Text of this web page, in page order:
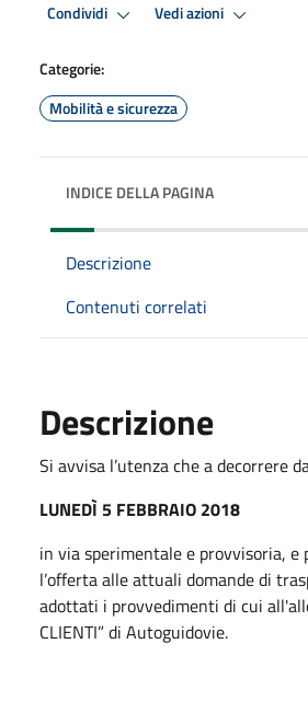
Condividi Vedi azioni
Categorie:
Mobilità e sicurezza
INDICE DELLA PAGINA
Descrizione
Contenuti correlati
Descrizione
Si avvisa l’utenza che a decorrere
LUNEDÌ 5 FEBBRAIO 2018
in via sperimentale e provvisoria, e
l’offerta alle attuali domande di
adottati i provvedimenti di cui
CLIENTI” di Autoguidovie.